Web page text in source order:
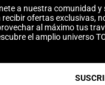
a nuestra comunidad
recibir ofertas exclusivas,
al máximo tus
el amplio universo